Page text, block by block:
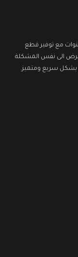
مع توفير قطع
الى نفس المشكلة
بشكل سريع ومتميز.